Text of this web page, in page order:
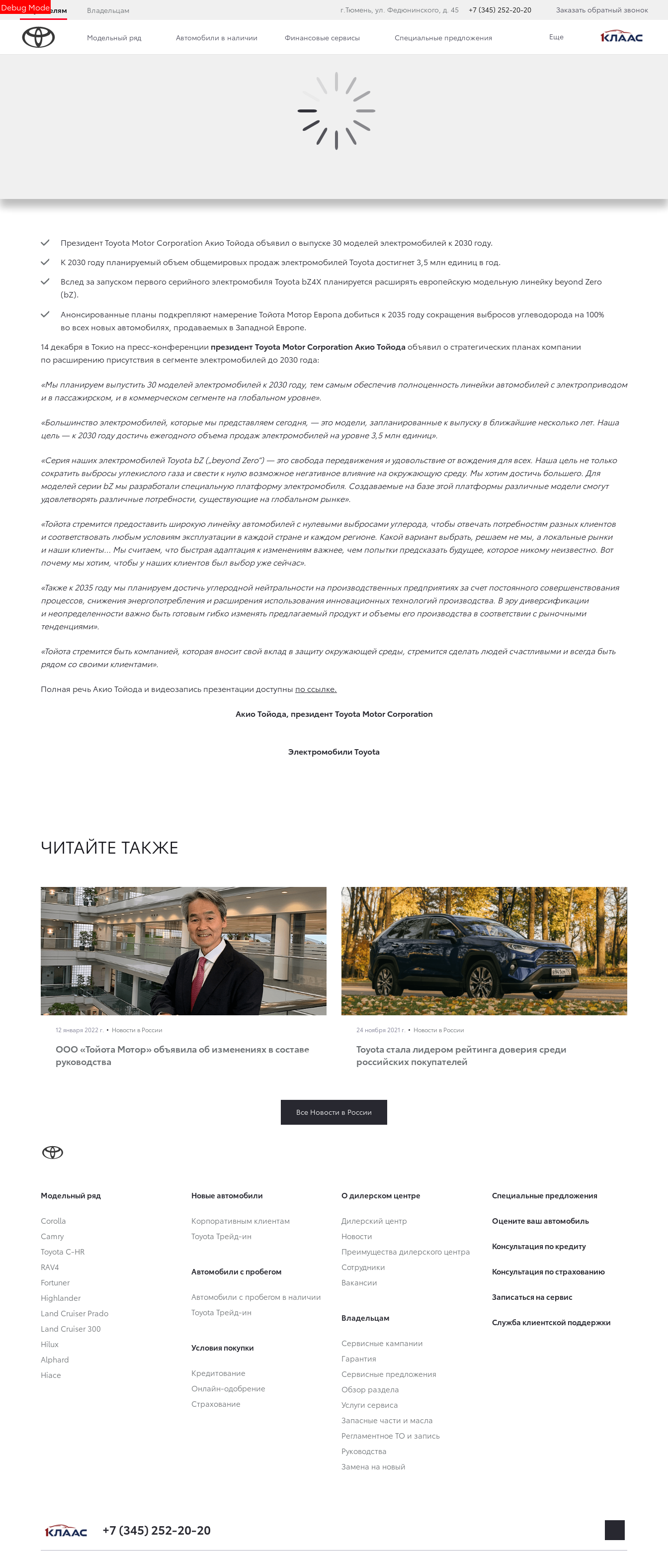
Debug Mode
Покупателям Владельцам г.Тюмень, ул. Федюнинского, д. 45 +7 (345) 252-20-20 Заказать обратный звонок
Модельный ряд Автомобили в наличии Финансовые сервисы Специальные предложения Еще
ТОЙОТА ПЛАНИРУЕТ ПРЕДСТАВИТЬ 30 МОДЕЛЕЙ
ЭЛЕКТРОМОБИЛЕЙ К 2030 ГОДУ
Президент Toyota Motor Corporation Акио Тойода объявил о выпуске 30 моделей электромобилей к 2030 году.
К 2030 году планируемый объем общемировых продаж электромобилей Toyota достигнет 3,5 млн единиц в год.
Вслед за запуском первого серийного электромобиля Toyota bZ4X планируется расширять европейскую модельную линейку beyond Zero
(bZ).
Анонсированные планы подкрепляют намерение Тойота Мотор Европа добиться к 2035 году сокращения выбросов углеводорода на 100%
во всех новых автомобилях, продаваемых в Западной Европе.
14 декабря в Токио на пресс-конференции президент Toyota Motor Corporation Акио Тойода объявил о стратегических планах компании
по расширению присутствия в сегменте электромобилей до 2030 года:
«Мы планируем выпустить 30 моделей электромобилей к 2030 году, тем самым обеспечив полноценность линейки автомобилей с электроприводом
и в пассажирском, и в коммерческом сегменте на глобальном уровне».
«Большинство электромобилей, которые мы представляем сегодня, — это модели, запланированные к выпуску в ближайшие несколько лет. Наша
цель — к 2030 году достичь ежегодного объема продаж электромобилей на уровне 3,5 млн единиц».
«Серия наших электромобилей Toyota bZ („beyond Zero“) — это свобода передвижения и удовольствие от вождения для всех. Наша цель не только
сократить выбросы углекислого газа и свести к нулю возможное негативное влияние на окружающую среду. Мы хотим достичь большего. Для
моделей серии bZ мы разработали специальную платформу электромобиля. Создаваемые на базе этой платформы различные модели смогут
удовлетворять различные потребности, существующие на глобальном рынке».
«Тойота стремится предоставить широкую линейку автомобилей с нулевыми выбросами углерода, чтобы отвечать потребностям разных клиентов
и соответствовать любым условиям эксплуатации в каждой стране и каждом регионе. Какой вариант выбрать, решаем не мы, а локальные рынки
и наши клиенты… Мы считаем, что быстрая адаптация к изменениям важнее, чем попытки предсказать будущее, которое никому неизвестно. Вот
почему мы хотим, чтобы у наших клиентов был выбор уже сейчас».
«Также к 2035 году мы планируем достичь углеродной нейтральности на производственных предприятиях за счет постоянного совершенствования
процессов, снижения энергопотребления и расширения использования инновационных технологий производства. В эру диверсификации
и неопределенности важно быть готовым гибко изменять предлагаемый продукт и объемы его производства в соответствии с рыночными
тенденциями».
«Тойота стремится быть компанией, которая вносит свой вклад в защиту окружающей среды, стремится сделать людей счастливыми и всегда быть
рядом со своими клиентами».
Полная речь Акио Тойода и видеозапись презентации доступны по ссылке.
Акио Тойода, президент Toyota Motor Corporation
Электромобили Toyota
ЧИТАЙТЕ ТАКЖЕ
12 января 2022 г. Новости в России
ООО «Тойота Мотор» объявила об изменениях в составе
руководства
24 ноября 2021 г. Новости в России
Toyota стала лидером рейтинга доверия среди
российских покупателей
Все Новости в России
Модельный ряд
Corolla
Camry
Toyota C-HR
RAV4
Fortuner
Highlander
Land Cruiser Prado
Land Cruiser 300
Hilux
Alphard
Hiace
Новые автомобили
Корпоративным клиентам
Toyota Трейд-ин
Автомобили с пробегом
Автомобили с пробегом в наличии
Toyota Трейд-ин
Условия покупки
Кредитование
Онлайн-одобрение
Страхование
О дилерском центре
Дилерский центр
Новости
Преимущества дилерского центра
Сотрудники
Вакансии
Владельцам
Сервисные кампании
Гарантия
Сервисные предложения
Обзор раздела
Услуги сервиса
Запасные части и масла
Регламентное ТО и запись
Руководства
Замена на новый
Специальные предложения
Оцените ваш автомобиль
Консультация по кредиту
Консультация по страхованию
Записаться на сервис
Служба клиентской поддержки
+7 (345) 252-20-20